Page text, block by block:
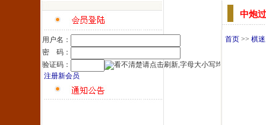
用户名：
密 码：
验证码：
注册新会员
中炮
首页 >> 棋